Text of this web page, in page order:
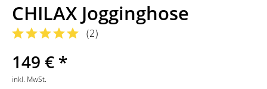
CHILAX Jogginghose
(2)
149 € *
inkl. MwSt.